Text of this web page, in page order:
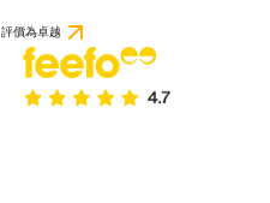
評價為卓越